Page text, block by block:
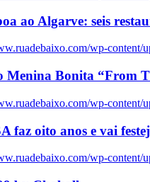
ao Algarve: seis
wp-content/
Menina Bonita “From
wp-content/
faz oito anos e vai
wp-content/